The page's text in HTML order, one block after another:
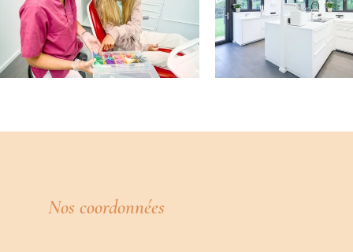
Nos coordonnées